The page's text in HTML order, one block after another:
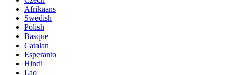
Afrikaans
Swedish
Polish
Basque
Catalan
Esperanto
Hindi
Lao